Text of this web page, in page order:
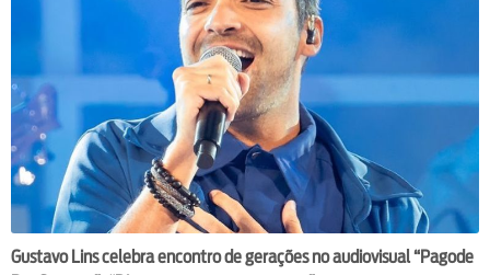
Gustavo Lins celebra encontro de gerações no audiovisual “Pagode